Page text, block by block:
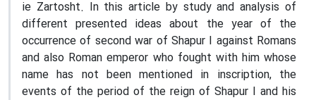
ie Zartosht. In this article by study and analysis of
different presented ideas about the year of the
occurrence of second war of Shapur I against Romans
and also Roman emperor who fought with him whose
name has not been mentioned in inscription, the
events of the period of the reign of Shapur I and his